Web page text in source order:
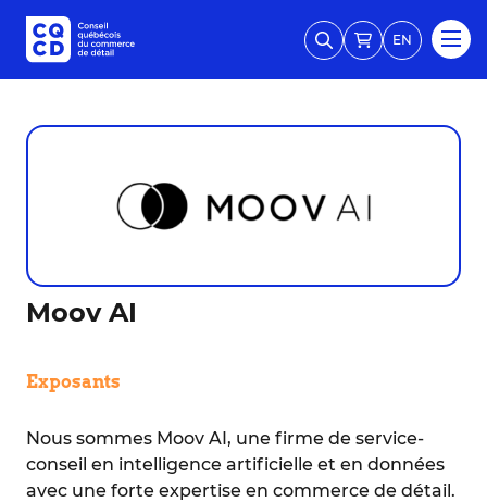
EN
Moov AI
Exposants
Nous sommes Moov AI, une firme de service-
conseil en intelligence artificielle et en données
avec une forte expertise en commerce de détail.